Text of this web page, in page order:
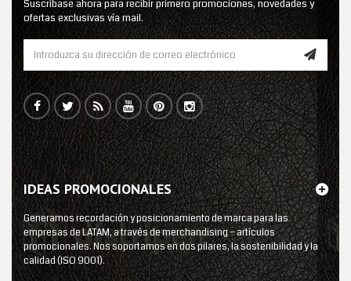
Suscríbase ahora para recibir primero promociones, novedades y
ofertas exclusivas vía mail.
IDEAS PROMOCIONALES
Generamos recordación y posicionamiento de marca para las
empresas de LATAM, a través de merchandising – artículos
promocionales. Nos soportamos en dos pilares, la sostenibilidad y la
calidad (ISO 9001).